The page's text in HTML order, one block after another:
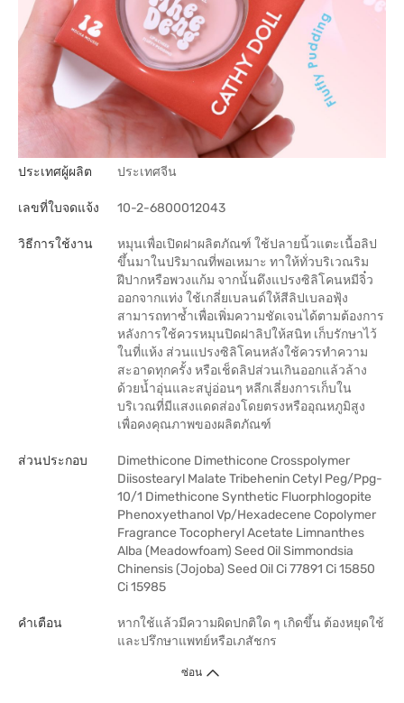
ประเทศผู้ผลิต ประเทศจีน
เลขที่ใบจดแจ้ง 10-2-6800012043
วิธีการใช้งาน
หมุนเพื่อเปิดฝาผลิตภัณฑ์ ใช้ปลายนิ้วแตะเนื้อลิป
ขึ้นมาในปริมาณที่พอเหมาะ ทาให้ทั่วบริเวณริม
ฝีปากหรือพวงแก้ม จากนั้นดึงแปรงซิลิโคนหมีจิ๋ว
ออกจากแท่ง ใช้เกลี่ยเบลนด์ให้สีลิปเบลอฟุ้ง
สามารถทาซ้ำเพื่อเพิ่มความชัดเจนได้ตามต้องการ
หลังการใช้ควรหมุนปิดฝาลิปให้สนิท เก็บรักษาไว้
ในที่แห้ง ส่วนแปรงซิลิโคนหลังใช้ควรทำความ
สะอาดทุกครั้ง หรือเช็ดลิปส่วนเกินออกแล้วล้าง
ด้วยน้ำอุ่นและสบู่อ่อนๆ หลีกเลี่ยงการเก็บใน
บริเวณที่มีแสงแดดส่องโดยตรงหรืออุณหภูมิสูง
เพื่อคงคุณภาพของผลิตภัณฑ์
ส่วนประกอบ
Dimethicone Dimethicone Crosspolymer
Diisostearyl Malate Tribehenin Cetyl Peg/Ppg-
10/1 Dimethicone Synthetic Fluorphlogopite
Phenoxyethanol Vp/Hexadecene Copolymer
Fragrance Tocopheryl Acetate Limnanthes
Alba (Meadowfoam) Seed Oil Simmondsia
Chinensis (Jojoba) Seed Oil Ci 77891 Ci 15850
Ci 15985
คำเตือน
หากใช้แล้วมีความผิดปกติใด ๆ เกิดขึ้น ต้องหยุดใช้
และปรึกษาแพทย์หรือเภสัชกร
ซ่อน